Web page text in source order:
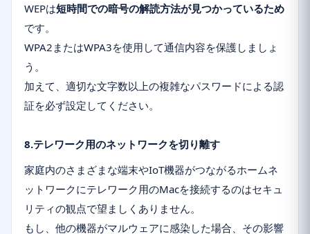
WEPは短時間での暗号の解読方法が見つかっているため
です。
WPA2またはWPA3を使用して通信内容を保護しましょ
う。
加えて、適切な文字数以上の複雑なパスワードによる認
証を必ず設定してください。
8.テレワーク用のネットワークを切り離す
家庭内のさまざまな端末やIoT機器がつながるホームネ
ットワークにテレワーク用のMacを接続するのはセキュ
リティの観点で望ましくありません。
もし、他の機器がマルウェアに感染した場合、その影響